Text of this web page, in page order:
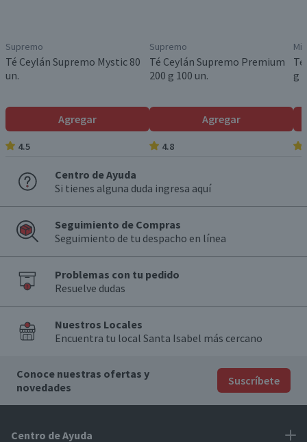
Supremo
Té Ceylán Supremo Mystic 80
un.
Agregar
4.5
Supremo
Té Ceylán Supremo Premium
200 g 100 un.
Agregar
4.8
g
Centro de Ayuda
Si tienes alguna duda ingresa aquí
Seguimiento de Compras
Seguimiento de tu despacho en línea
Problemas con tu pedido
Resuelve dudas
Nuestros Locales
Encuentra tu local Santa Isabel más cercano
Conoce nuestras ofertas y
novedades
Suscríbete
Centro de Ayuda